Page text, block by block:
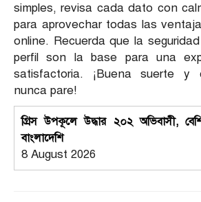
simples, revisa cada dato con
para aprovechar todas las
online. Recuerda que la
perfil son la base para una
satisfactoria. ¡Buena suerte y
nunca pare!
গ্রিস উপকূলে উদ্ধার ২০২ অভিবাসী,
বাংলাদেশি
8 August 2026